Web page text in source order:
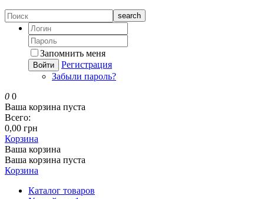
search
Запомнить меня
Войти
Регистрация
Забыли пароль?
0 0
Ваша корзина пуста
Всего:
0,00 грн
Корзина
Ваша корзина
Ваша корзина пуста
Корзина
Каталог товаров